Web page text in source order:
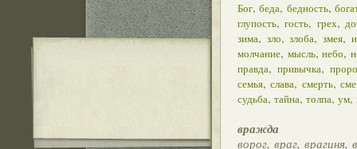
Бог,беда, бедность,
глупость,гость, грех,
зима, зло,злоба,змея,
молчание, мысль,небо,
правда,привычка,
семья,слава, смерть,
судьба, тайна, толпа, ум,
вражда
ворог, враг,